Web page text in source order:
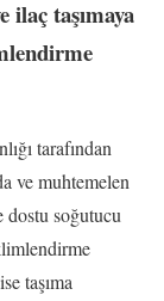
ilaç taşımaya
tarafından
ve muhtemelen
soğutucu
taşıma